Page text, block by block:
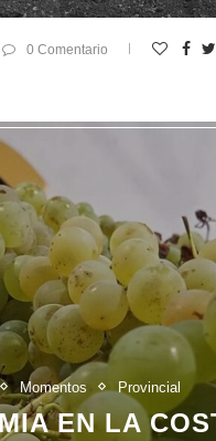
0 Comentario
Momentos Provincial
EN LA